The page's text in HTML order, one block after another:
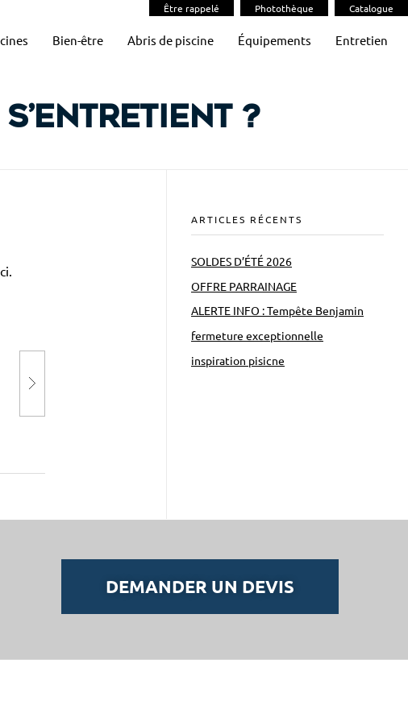
Être rappelé Photothèque Catalogue
Bien-être Abris de piscine Équipements Entretien
?
ARTICLES RÉCENTS
SOLDES D’ÉTÉ 2026
OFFRE PARRAINAGE
ALERTE INFO : Tempête Benjamin
fermeture exceptionnelle
inspiration pisicne
DEMANDER UN DEVIS